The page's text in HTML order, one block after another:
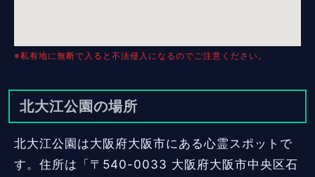
※私有地に無断で入ると不法侵入になるのでご注意ください。
北大江公園の場所
北大江公園は大阪府大阪市にある心霊スポットで
す。住所は「〒540-0033 大阪府大阪市中央区石